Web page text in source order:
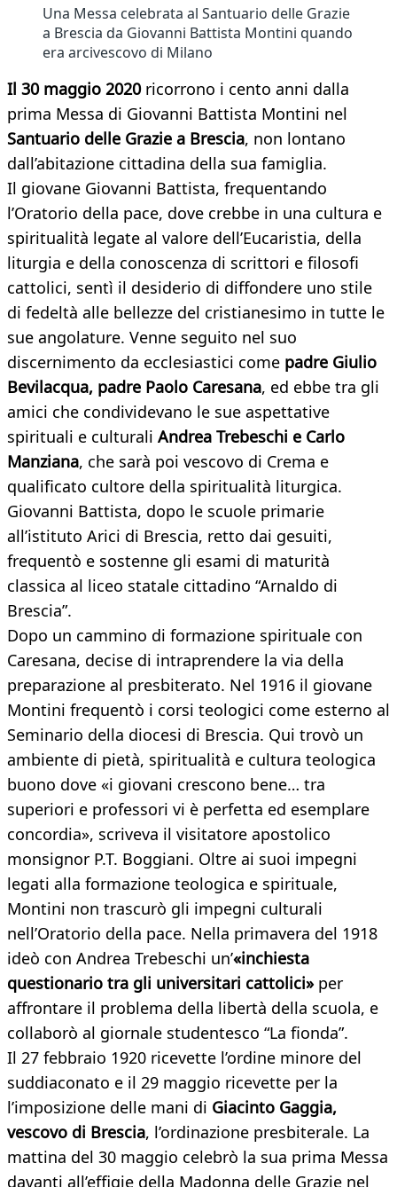
Una Messa celebrata al Santuario delle Grazie
a Brescia da Giovanni Battista Montini quando
era arcivescovo di Milano
Il 30 maggio 2020ricorrono i cento anni dalla
prima Messa di Giovanni Battista Montini nel
Santuario delle Grazie a Brescia, non lontano
dall’abitazione cittadina della sua famiglia.
Il giovane Giovanni Battista, frequentando
l’Oratorio della pace, dove crebbe in una cultura e
spiritualità legate al valore dell’Eucaristia, della
liturgia e della conoscenza di scrittori e filosofi
cattolici, sentì il desiderio di diffondere uno stile
di fedeltà alle bellezze del cristianesimo in tutte le
sue angolature. Venne seguito nel suo
discernimento da ecclesiastici come padre Giulio
Bevilacqua, padre Paolo Caresana, ed ebbe tra gli
amici che condividevano le sue aspettative
spirituali e culturali Andrea Trebeschi e Carlo
Manziana, che sarà poi vescovo di Crema e
qualificato cultore della spiritualità liturgica.
Giovanni Battista, dopo le scuole primarie
all’istituto Arici di Brescia, retto dai gesuiti,
frequentò e sostenne gli esami di maturità
classica al liceo statale cittadino “Arnaldo di
Brescia”.
Dopo un cammino di formazione spirituale con
Caresana, decise di intraprendere la via della
preparazione al presbiterato. Nel 1916 il giovane
Montini frequentò i corsi teologici come esterno al
Seminario della diocesi di Brescia. Qui trovò un
ambiente di pietà, spiritualità e cultura teologica
buono dove «i giovani crescono bene… tra
superiori e professori vi è perfetta ed esemplare
concordia», scriveva il visitatore apostolico
monsignor P.T. Boggiani. Oltre ai suoi impegni
legati alla formazione teologica e spirituale,
Montini non trascurò gli impegni culturali
nell’Oratorio della pace. Nella primavera del 1918
ideò con Andrea Trebeschi un’«inchiesta
questionario tra gli universitari cattolici» per
affrontare il problema della libertà della scuola, e
collaborò al giornale studentesco “La fionda”.
Il 27 febbraio 1920 ricevette l’ordine minore del
suddiaconato e il 29 maggio ricevette per la
l’imposizione delle mani di Giacinto Gaggia,
vescovo di Brescia, l’ordinazione presbiterale. La
mattina del 30 maggio celebrò la sua prima Messa
davanti all’effigie della Madonna delle Grazie nel